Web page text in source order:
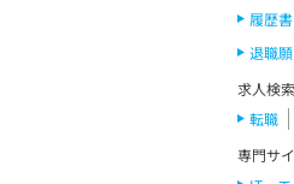
履歴
退職
求人検索
転職
専門サ